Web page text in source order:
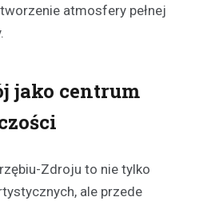
atmosfery pełnej
jako centrum
Zdroju to nie tylko
ale przede